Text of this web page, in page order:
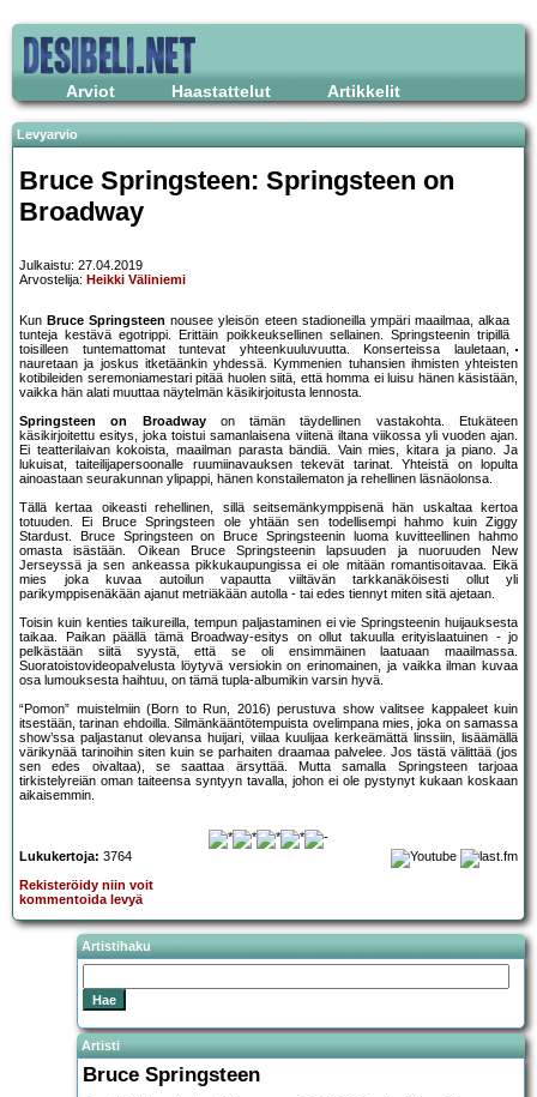
Arviot Haastattelut Artikkelit
Levyarvio
Bruce Springsteen: Springsteen on
Broadway
Julkaistu: 27.04.2019
Arvostelija: Heikki Väliniemi
Kun Bruce Springsteen nousee yleisön eteen stadioneilla ympäri maailmaa, alkaa
tunteja kestävä egotrippi. Erittäin poikkeuksellinen sellainen. Springsteenin tripillä
toisilleen tuntemattomat tuntevat yhteenkuuluvuutta. Konserteissa lauletaan,
nauretaan ja joskus itketäänkin yhdessä. Kymmenien tuhansien ihmisten yhteisten
kotibileiden seremoniamestari pitää huolen siitä, että homma ei luisu hänen käsistään,
vaikka hän alati muuttaa näytelmän käsikirjoitusta lennosta.
Springsteen on Broadwayon tämän täydellinen vastakohta. Etukäteen
käsikirjoitettu esitys, joka toistui samanlaisena viitenä iltana viikossa yli vuoden ajan.
Ei teatterilaivan kokoista, maailman parasta bändiä. Vain mies, kitara ja piano. Ja
lukuisat, taiteilijapersoonalle ruumiinavauksen tekevät tarinat. Yhteistä on lopulta
ainoastaan seurakunnan ylipappi, hänen konstailematon ja rehellinen läsnäolonsa.
Tällä kertaa oikeasti rehellinen, sillä seitsemänkymppisenä hän uskaltaa kertoa
totuuden. Ei Bruce Springsteen ole yhtään sen todellisempi hahmo kuin Ziggy
Stardust. Bruce Springsteen on Bruce Springsteenin luoma kuvitteellinen hahmo
omasta isästään. Oikean Bruce Springsteenin lapsuuden ja nuoruuden New
Jerseyssä ja sen ankeassa pikkukaupungissa ei ole mitään romantisoitavaa. Eikä
mies joka kuvaa autoilun vapautta viiltävän tarkkanäköisesti ollut yli
parikymppisenäkään ajanut metriäkään autolla - tai edes tiennyt miten sitä ajetaan.
Toisin kuin kenties taikureilla, tempun paljastaminen ei vie Springsteenin huijauksesta
taikaa. Paikan päällä tämä Broadway-esitys on ollut takuulla erityislaatuinen - jo
pelkästään siitä syystä, että se oli ensimmäinen laatuaan maailmassa.
Suoratoistovideopalvelusta löytyvä versiokin on erinomainen, ja vaikka ilman kuvaa
osa lumouksesta haihtuu, on tämä tupla-albumikin varsin hyvä.
“Pomon” muistelmiin (Born to Run, 2016) perustuva show valitsee kappaleet kuin
itsestään, tarinan ehdoilla. Silmänkääntötempuista ovelimpana mies, joka on samassa
show’ssa paljastanut olevansa huijari, viilaa kuulijaa kerkeämättä linssiin, lisäämällä
värikynää tarinoihin siten kuin se parhaiten draamaa palvelee. Jos tästä välittää (jos
sen edes oivaltaa), se saattaa ärsyttää. Mutta samalla Springsteen tarjoaa
tirkistelyreiän oman taiteensa syntyyn tavalla, johon ei ole pystynyt kukaan koskaan
aikaisemmin.
Lukukertoja: 3764
Rekisteröidy niin voit
kommentoida levyä
Artistihaku
Artisti
Bruce Springsteen